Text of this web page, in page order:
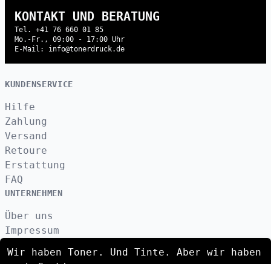
KONTAKT UND BERATUNG
Tel. +41 76 660 01 85
Mo.-Fr., 09:00 - 17:00 Uhr
E-Mail: info@tonerdruck.de
KUNDENSERVICE
Hilfe
Zahlung
Versand
Retoure
Erstattung
FAQ
UNTERNEHMEN
Über uns
Impressum
Kontakt
Wir haben Toner. Und Tinte. Aber wir haben